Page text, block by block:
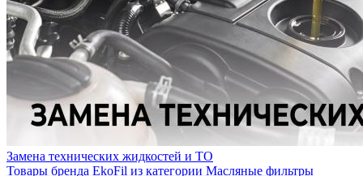
Замена технических жидкостей и ТО
Товары бренда EkoFil из категории Масляные фильтры